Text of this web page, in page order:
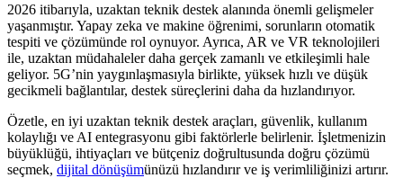
2026 itibarıyla, uzaktan teknik destek alanında önemli gelişmeler
yaşanmıştır. Yapay zeka ve makine öğrenimi, sorunların otomatik
tespiti ve çözümünde rol oynuyor. Ayrıca, AR ve VR teknolojileri
ile, uzaktan müdahaleler daha gerçek zamanlı ve etkileşimli hale
geliyor. 5G’nin yaygınlaşmasıyla birlikte, yüksek hızlı ve düşük
gecikmeli bağlantılar, destek süreçlerini daha da hızlandırıyor.
Özetle, en iyi uzaktan teknik destek araçları, güvenlik, kullanım
kolaylığı ve AI entegrasyonu gibi faktörlerle belirlenir. İşletmenizin
büyüklüğü, ihtiyaçları ve bütçeniz doğrultusunda doğru çözümü
seçmek, dijital dönüşümünüzü hızlandırır ve iş verimliliğinizi artırır.